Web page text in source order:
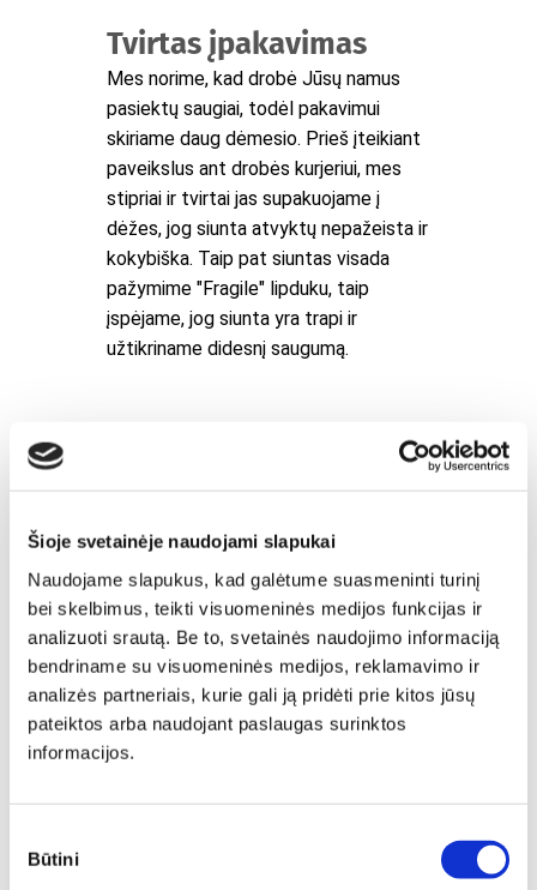
Šioje svetainėje naudojami slapukai
Naudojame slapukus, kad galėtume suasmeninti turinį
bei skelbimus, teikti visuomeninės medijos funkcijas ir
analizuoti srautą. Be to, svetainės naudojimo informaciją
bendriname su visuomeninės medijos, reklamavimo ir
analizės partneriais, kurie gali ją pridėti prie kitos jūsų
pateiktos arba naudojant paslaugas surinktos
informacijos.
pasirinkimas
Būtini
Tvirtas įpakavimas
Mes norime, kad drobė Jūsų namus
pasiektų saugiai, todėl pakavimui
skiriame daug dėmesio. Prieš įteikiant
paveikslus ant drobės kurjeriui, mes
stipriai ir tvirtai jas supakuojame į
dėžes, jog siunta atvyktų nepažeista ir
kokybiška. Taip pat siuntas visada
pažymime "Fragile" lipduku, taip
įspėjame, jog siunta yra trapi ir
užtikriname didesnį saugumą.